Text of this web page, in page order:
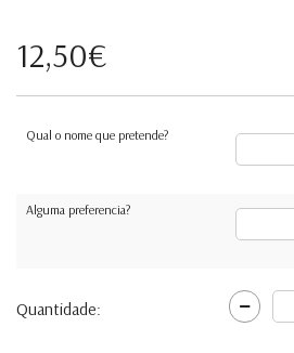
12,50€
Qual o nome que pretende?
Alguma preferencia?
Quantidade: